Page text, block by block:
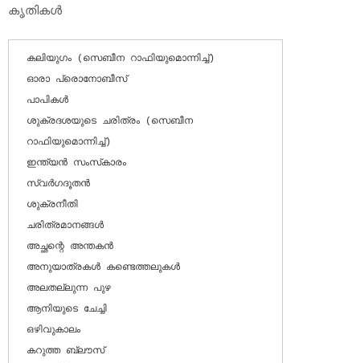
കൃതികള്‍
കലിയുഗം (സെബീന റാഫിയുമൊന്നിച്ച്)
ഓരാ പ്രൊനോബീസ്
പാപികള്‍
ശുക്രദശയുടെ ചരിത്രം (സെബീന
റാഫിയുമൊന്നിച്ച്)
ഇന്ത്യന്‍ സംസ്‌കാരം
സ്വര്‍ഗദൂതന്‍
ശുക്രനീതി
ചരിത്രമാനങ്ങള്‍
അച്ഛന്റെ അന്തകന്‍
അനുയാത്രകള്‍ കണ്ടെത്തലുകള്‍
അലതല്ലുന്ന പുഴ
ആനിയുടെ ചേച്ചി
ഒഴിവുകാലം
കറുത്ത ബ്ലൗസ്